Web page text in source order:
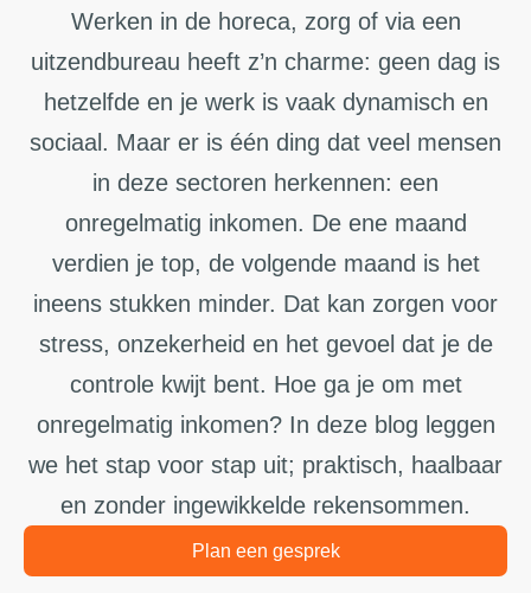
Werken in de horeca, zorg of via een
uitzendbureau heeft z’n charme: geen dag is
hetzelfde en je werk is vaak dynamisch en
sociaal. Maar er is één ding dat veel mensen
in deze sectoren herkennen: een
onregelmatig inkomen. De ene maand
verdien je top, de volgende maand is het
ineens stukken minder. Dat kan zorgen voor
stress, onzekerheid en het gevoel dat je de
controle kwijt bent. Hoe ga je om met
onregelmatig inkomen? In deze blog leggen
we het stap voor stap uit; praktisch, haalbaar
en zonder ingewikkelde rekensommen.
Plan een gesprek